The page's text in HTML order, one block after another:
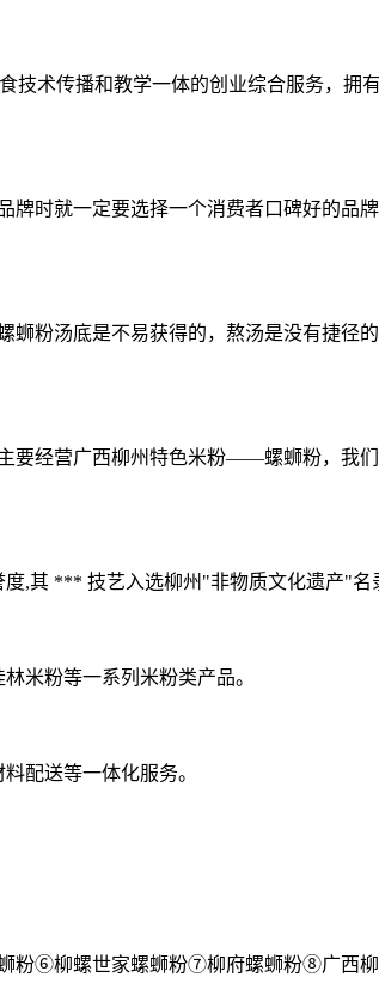
术传播和教学一体的创业综合服务，拥
时就一定要选择一个消费者口碑好的品
粉汤底是不易获得的，熬汤是没有捷径
要经营广西柳州特色米粉——螺蛳粉，我
,其 *** 技艺入选柳州"非物质文化遗产"名
米粉等一系列米粉类产品。
配送等一体化服务。
⑥柳螺世家螺蛳粉⑦柳府螺蛳粉⑧广西